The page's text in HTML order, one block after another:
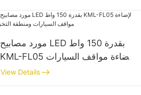
مورد مصابيح LED بقدرة 150 واط
KML-FL05 لإضاءة مواقف السيارات
ومنطقة التخزين
View Details